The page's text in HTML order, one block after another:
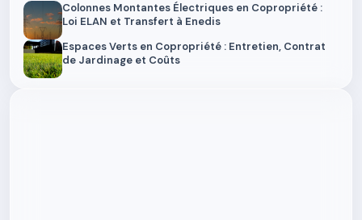
Colonnes Montantes Électriques en Copropriété :
Loi ELAN et Transfert à Enedis
Espaces Verts en Copropriété : Entretien, Contrat
de Jardinage et Coûts